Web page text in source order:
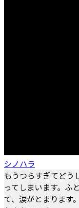
シノハラ
もうつらすぎてどう
ってしまいます。ふ
て、涙がとまります